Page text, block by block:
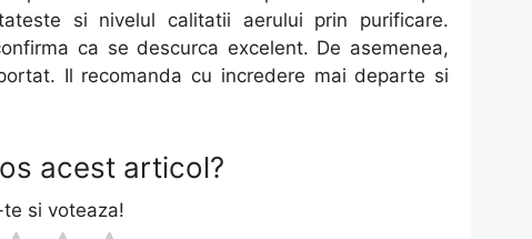
si nivelul calitatii aerului prin purificare.
ca se descurca excelent. De asemenea,
Il recomanda cu incredere mai departe si
acest articol?
si voteaza!